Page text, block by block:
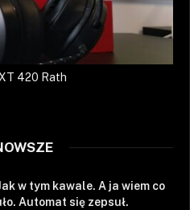
420 Rath
w tym kawale. A ja wiem co
Automat się zepsuł.